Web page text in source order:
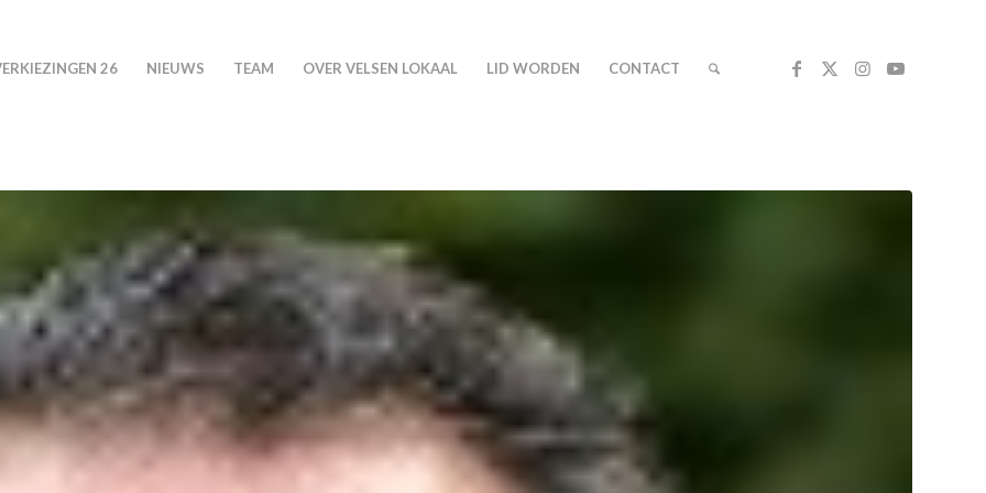
26 NIEUWS TEAM OVER VELSEN LOKAAL LID WORDEN CONTACT